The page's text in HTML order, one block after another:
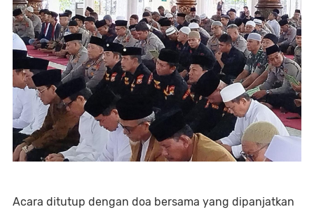
Acara ditutup dengan doa bersama yang dipanjatkan